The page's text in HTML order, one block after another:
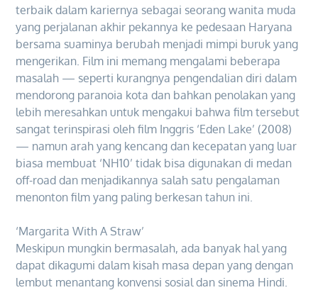
terbaik dalam kariernya sebagai seorang wanita muda
yang perjalanan akhir pekannya ke pedesaan Haryana
bersama suaminya berubah menjadi mimpi buruk yang
mengerikan. Film ini memang mengalami beberapa
masalah — seperti kurangnya pengendalian diri dalam
mendorong paranoia kota dan bahkan penolakan yang
lebih meresahkan untuk mengakui bahwa film tersebut
sangat terinspirasi oleh film Inggris ‘Eden Lake’ (2008)
— namun arah yang kencang dan kecepatan yang luar
biasa membuat ‘NH10’ tidak bisa digunakan di medan
off-road dan menjadikannya salah satu pengalaman
menonton film yang paling berkesan tahun ini.
‘Margarita With A Straw’
Meskipun mungkin bermasalah, ada banyak hal yang
dapat dikagumi dalam kisah masa depan yang dengan
lembut menantang konvensi sosial dan sinema Hindi.